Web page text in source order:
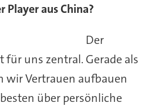
Player aus China?
Der
für uns zentral. Gerade als
wir Vertrauen aufbauen
über persönliche